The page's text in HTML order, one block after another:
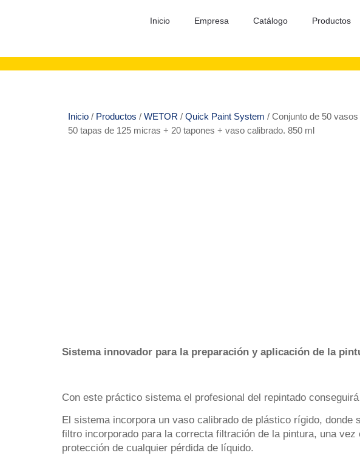
Inicio Empresa Catálogo Productos
Inicio / Productos / WETOR / Quick Paint System / Conjunto de 50
50 tapas de 125 micras + 20 tapones + vaso calibrado. 850 ml
Sistema innovador para la preparación y aplicación de la
Con este práctico sistema el profesional del repintado
El sistema incorpora un vaso calibrado de plástico rígido,
filtro incorporado para la correcta filtración de la pintura, una
protección de cualquier pérdida de líquido.